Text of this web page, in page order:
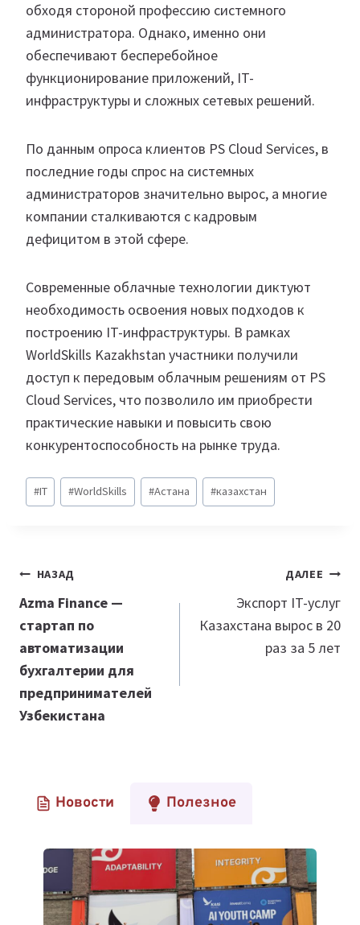
обходя стороной профессию системного
администратора. Однако, именно они
обеспечивают бесперебойное
функционирование приложений, IT-
инфраструктуры и сложных сетевых решений.
По данным опроса клиентов PS Cloud Services, в
последние годы спрос на системных
администраторов значительно вырос, а многие
компании сталкиваются с кадровым
дефицитом в этой сфере.
Современные облачные технологии диктуют
необходимость освоения новых подходов к
построению IT-инфраструктуры. В рамках
WorldSkills Kazakhstan участники получили
доступ к передовым облачным решениям от PS
Cloud Services, что позволило им приобрести
практические навыки и повысить свою
конкурентоспособность на рынке труда.
Метки
записи:
#IT #WorldSkills #Астана #казахстан
Навигация
по
записям
НАЗАД
Azma Finance —
стартап по
автоматизации
бухгалтерии для
предпринимателей
Узбекистана
ДАЛЕЕ
Экспорт IT-услуг
Казахстана вырос в 20
раз за 5 лет
Новости Полезное